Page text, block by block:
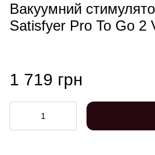
Вакуумний
Satisfyer Pro To Go 2
1 719 грн